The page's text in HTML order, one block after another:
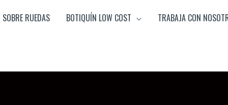
SOBRE RUEDAS BOTIQUÍN LOW COST TRABAJA CON